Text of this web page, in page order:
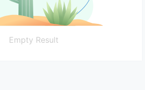
Empty Result